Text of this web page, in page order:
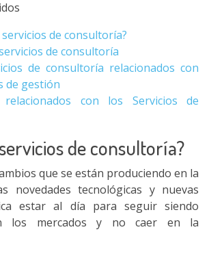
servicios de consultoría?
de consultoría
de consultoría relacionados con
de gestión
relacionados con los Servicios de
de consultoría?
que se están produciendo en la
novedades tecnológicas y nuevas
estar al día para seguir siendo
los mercados y no caer en la